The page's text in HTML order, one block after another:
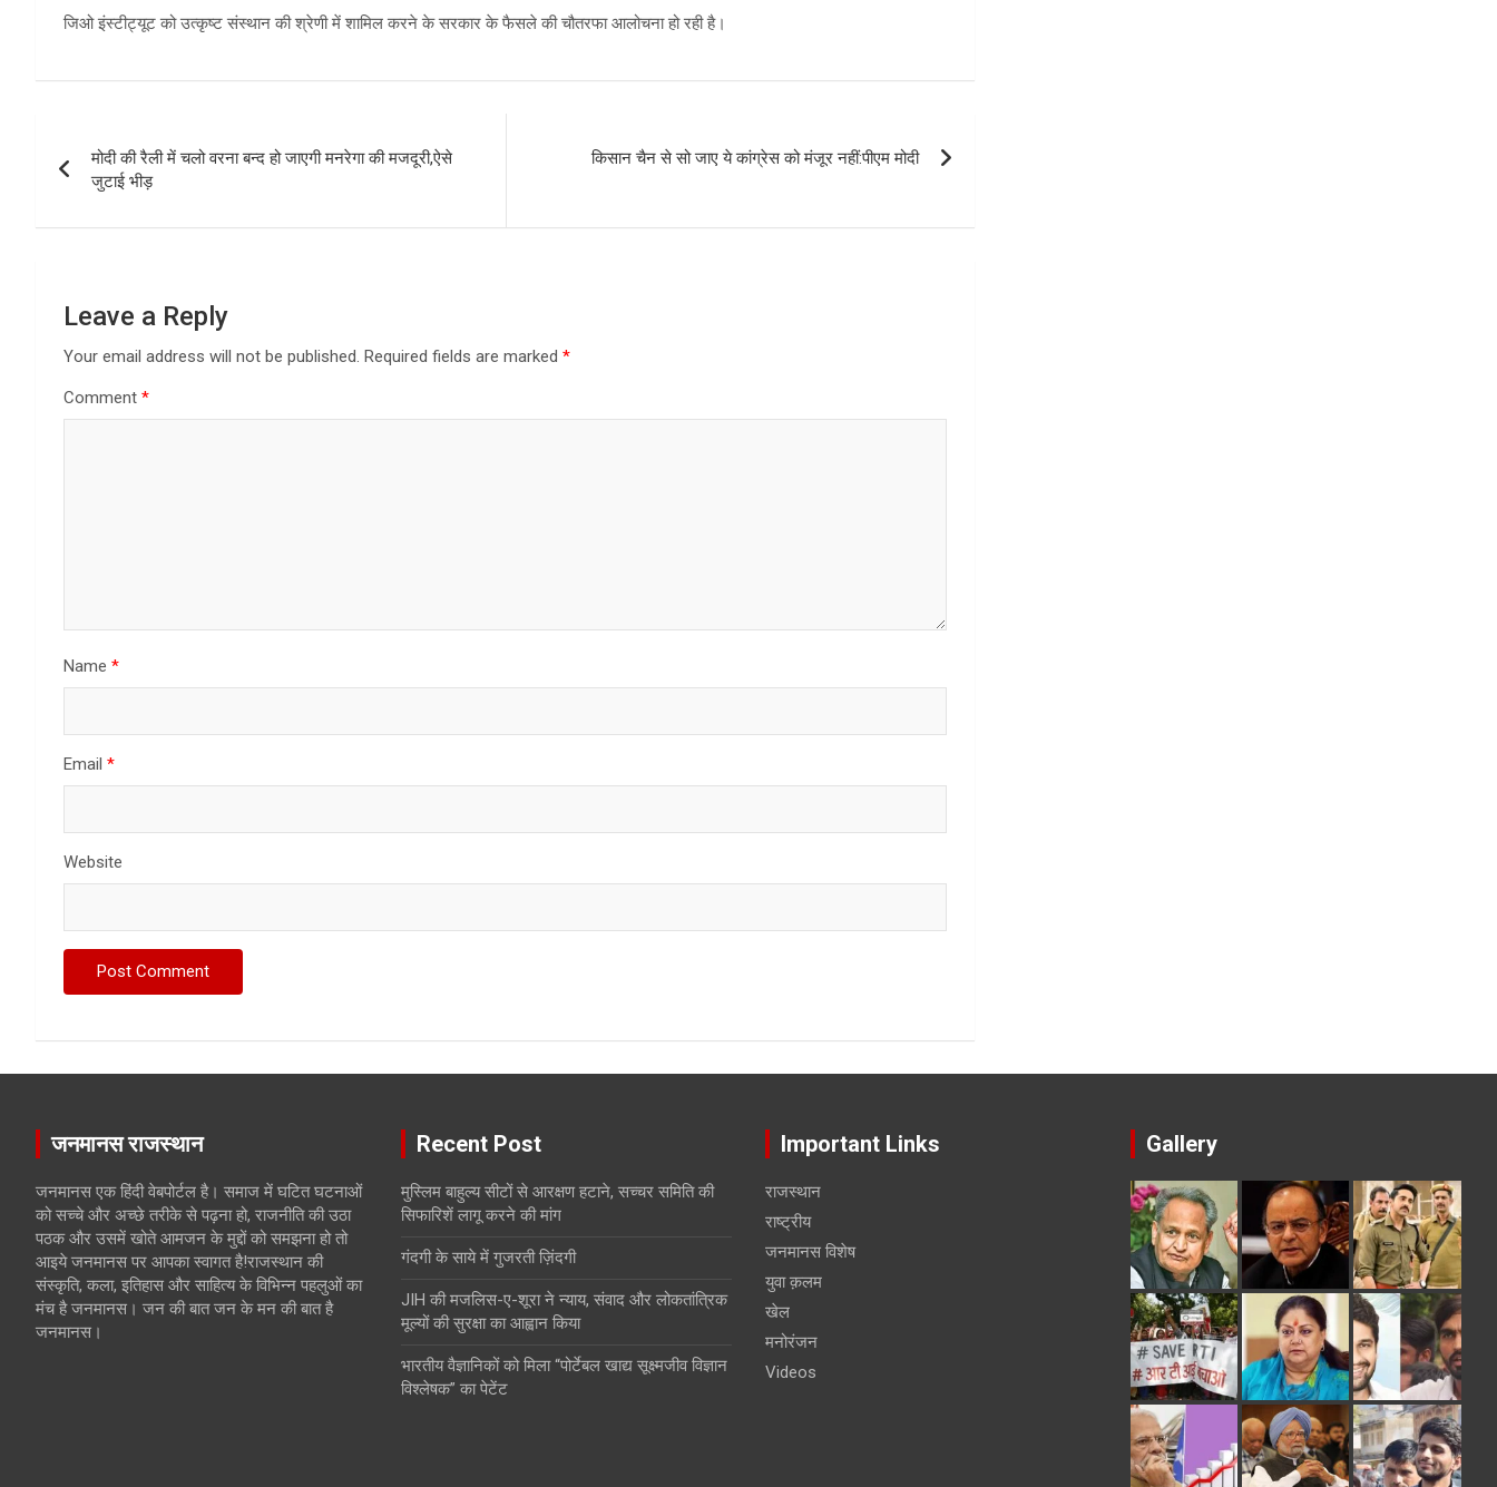
जिओ इंस्टीट्यूट को उत्कृष्ट संस्थान की श्रेणी में शामिल करने के सरकार के फैसले की चौतरफा आलोचना हो रही है।
navigation
मोदी की रैली में चलो वरना बन्द हो जाएगी मनरेगा की मजदूरी,ऐसे
जुटाई भीड़
किसान चैन से सो जाए ये कांग्रेस को मंजूर नहीं:पीएम मोदी
Leave a Reply
Your email address will not be published. Required fields are marked *
Comment *
Name *
Email *
Website
जनमानस राजस्थान
जनमानस एक हिंदी वेबपोर्टल है। समाज में घटित घटनाओं
को सच्चे और अच्छे तरीके से पढ़ना हो, राजनीति की उठा
पठक और उसमें खोते आमजन के मुद्दों को समझना हो तो
आइये जनमानस पर आपका स्वागत है!राजस्थान की
संस्कृति, कला, इतिहास और साहित्य के विभिन्न पहलुओं का
मंच है जनमानस। जन की बात जन के मन की बात है
जनमानस।
Recent Post
मुस्लिम बाहुल्य सीटों से आरक्षण हटाने, सच्चर समिति की
सिफारिशें लागू करने की मांग
गंदगी के साये में गुजरती ज़िंदगी
JIH की मजलिस-ए-शूरा ने न्याय, संवाद और लोकतांत्रिक
मूल्यों की सुरक्षा का आह्वान किया
भारतीय वैज्ञानिकों को मिला “पोर्टेबल खाद्य सूक्ष्मजीव विज्ञान
विश्लेषक” का पेटेंट
Important Links
राजस्थान
राष्ट्रीय
जनमानस विशेष
युवा क़लम
खेल
मनोरंजन
Videos
Gallery